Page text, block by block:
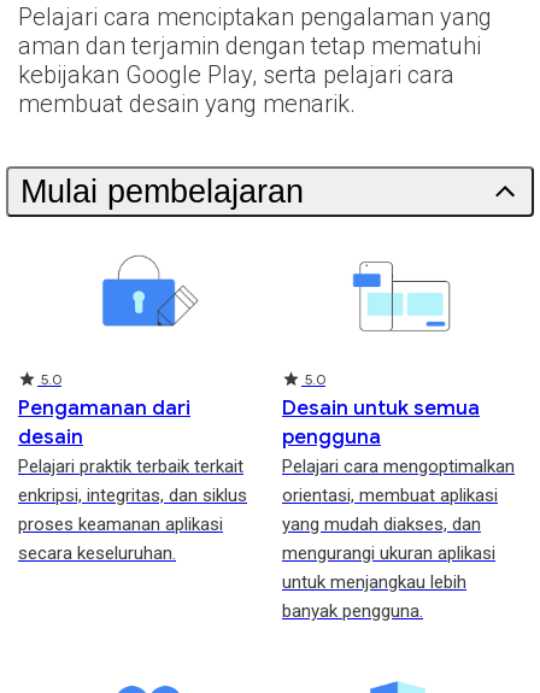
Pelajari cara menciptakan pengalaman yang
aman dan terjamin dengan tetap mematuhi
kebijakan Google Play, serta pelajari cara
membuat desain yang menarik.
Mulai pembelajaran
Pengamanan dari
desain
Pelajari praktik terbaik terkait
enkripsi, integritas, dan siklus
proses keamanan aplikasi
secara keseluruhan.
Rating5.0
Desain untuk semua
pengguna
Pelajari cara mengoptimalkan
orientasi, membuat aplikasi
yang mudah diakses, dan
mengurangi ukuran aplikasi
untuk menjangkau lebih
banyak pengguna.
Rating 5.0